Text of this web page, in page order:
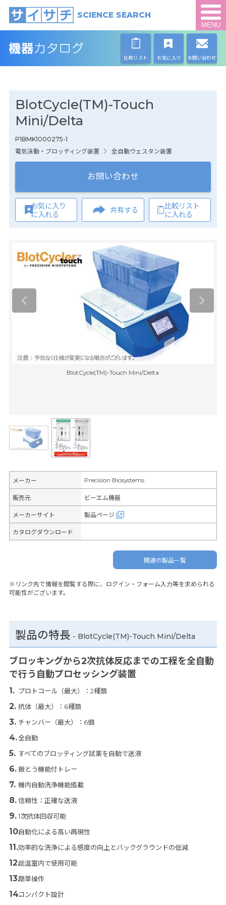
SCIENCE SEARCH
MENU
比較リスト お気に入り お問い合わせ
BlotCycle(TM)-Touch
Mini/Delta
P1BMK1000275-1
電気泳動・ブロッティング装置
全自動ウェスタン装置
お問い合わせ
お気に入り
に入れる
共有する
比較リスト
に入れる
BlotCycle(TM)-Touch Mini/Delta
メーカー Precision Biosystems
販売元 ビーエム機器
メーカーサイト 製品ページ
カタログダウンロード
関連の製品一覧
※リンク先で情報を閲覧する際に、ログイン・フォーム入力等を求められる
可能性がございます。
製品の特長 - BlotCycle(TM)-Touch Mini/Delta
ブロッキングから2次抗体反応までの工程を全自動
で行う自動プロセッシング装置
プロトコール（最大）：2種類
抗体（最大）：6種類
チャンバー（最大）：6個
全自動
すべてのブロッティング試薬を自動で送液
振とう機能付トレー
機内自動洗浄機能搭載
信頼性：正確な送液
1次抗体回収可能
自動化による高い再現性
効率的な洗浄による感度の向上とバックグラウンドの低減
低温室内で使用可能
簡単操作
コンパクト設計